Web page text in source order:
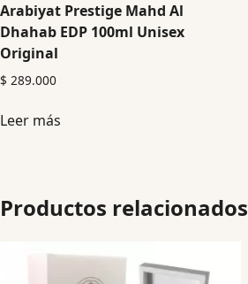
Arabiyat Prestige Mahd Al
Dhahab EDP 100ml Unisex
Original
$ 289.000
Leer más
Productos relacionados